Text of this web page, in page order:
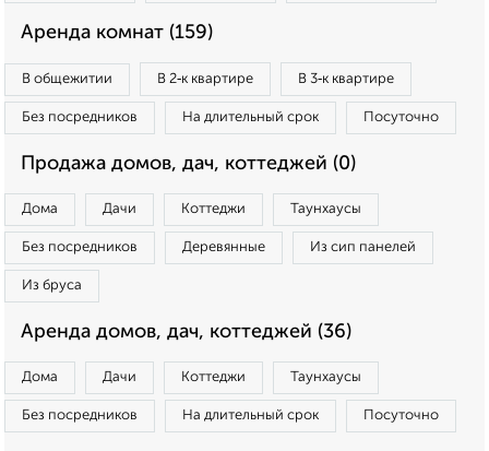
Аренда комнат (159)
В общежитии В 2‑к квартире В 3‑к квартире
Без посредников На длительный срок Посуточно
Продажа домов, дач, коттеджей (0)
Дома Дачи Коттеджи Таунхаусы
Без посредников Деревянные Из сип панелей
Из бруса
Аренда домов, дач, коттеджей (36)
Дома Дачи Коттеджи Таунхаусы
Без посредников На длительный срок Посуточно